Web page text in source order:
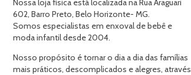
Nossa loja física está localizada na Rua Araguari
602, Barro Preto, Belo Horizonte- MG.
Somos especialistas em enxoval de bebê e
moda infantil desde 2004.
Nosso propósito é tornar o dia a dia das famílias
mais práticos, descomplicados e alegres, através